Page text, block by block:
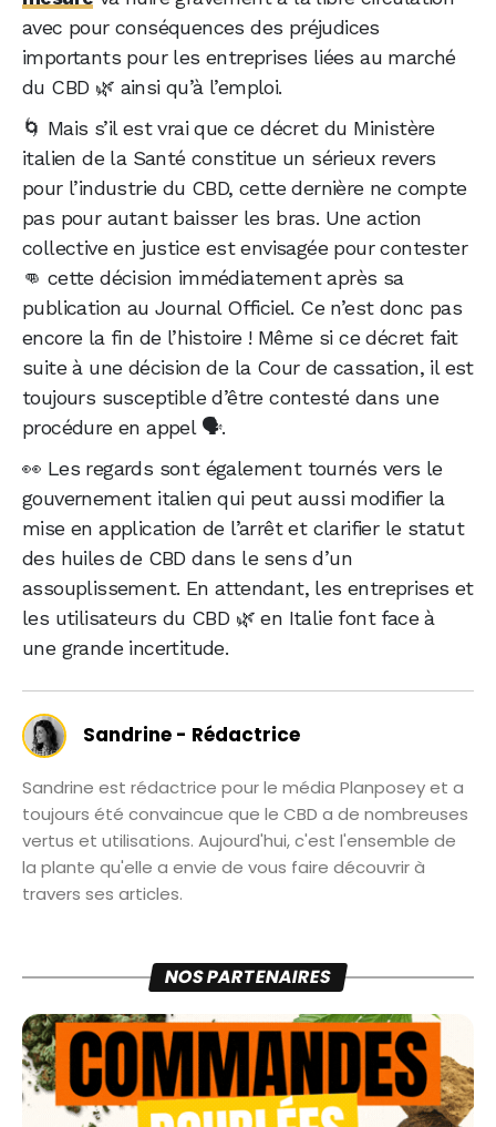
avec pour conséquences des préjudices
importants pour les entreprises liées au marché
du CBD 🌿 ainsi qu’à l’emploi.
🌀 Mais s’il est vrai que ce décret du Ministère
italien de la Santé constitue un sérieux revers
pour l’industrie du CBD, cette dernière ne compte
pas pour autant baisser les bras. Une action
collective en justice est envisagée pour contester
👊 cette décision immédiatement après sa
publication au Journal Officiel. Ce n’est donc pas
encore la fin de l’histoire ! Même si ce décret fait
suite à une décision de la Cour de cassation, il est
toujours susceptible d’être contesté dans une
procédure en appel 🗣️.
👀 Les regards sont également tournés vers le
gouvernement italien qui peut aussi modifier la
mise en application de l’arrêt et clarifier le statut
des huiles de CBD dans le sens d’un
assouplissement. En attendant, les entreprises et
les utilisateurs du CBD 🌿 en Italie font face à
une grande incertitude.
Sandrine - Rédactrice
Sandrine est rédactrice pour le média Planposey et a
toujours été convaincue que le CBD a de nombreuses
vertus et utilisations. Aujourd'hui, c'est l'ensemble de
la plante qu'elle a envie de vous faire découvrir à
travers ses articles.
NOS PARTENAIRES